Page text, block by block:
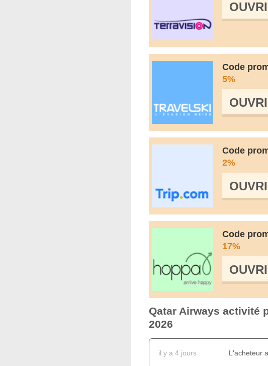
Code
5%
Code
2%
Code
17%
Qatar Airways activité
2026
il y a 4 jours L'acheteur